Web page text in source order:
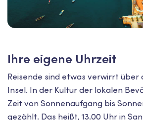
Ihre eigene Uhrzeit
Reisende sind etwas verwirrt über
Insel. In der Kultur der lokalen
Zeit von Sonnenaufgang bis
gezählt. Das heißt, 13.00 Uhr in